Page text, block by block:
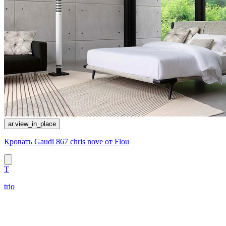
ar.view_in_place
Кровать Gaudi 867 chris nove от Flou
T
trio